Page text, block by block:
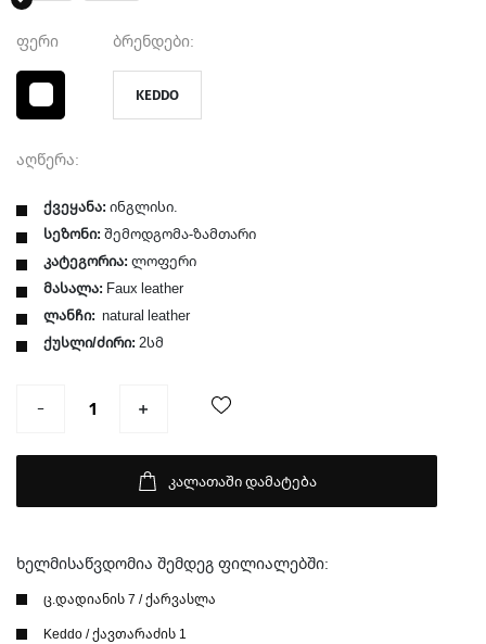
ფერი ბრენდები:
KEDDO
აღწერა:
ქვეყანა: ინგლისი.
სეზონი: შემოდგომა-ზამთარი
კატეგორია: ლოფერი
მასალა: Faux leather
ლანჩი: natural leather
ქუსლი/ძირი: 2სმ
კალათაში დამატება
ხელმისაწვდომია შემდეგ ფილიალებში:
ც.დადიანის 7 / ქარვასლა
Keddo / ქავთარაძის 1